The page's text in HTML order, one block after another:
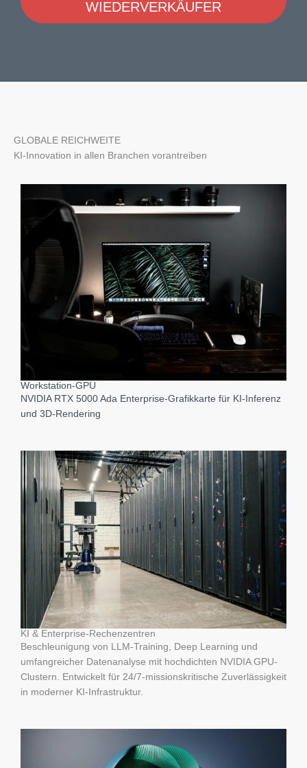
WIEDERVERKÄUFER
GLOBALE REICHWEITE
KI-Innovation in allen Branchen vorantreiben
Workstation-GPU
NVIDIA RTX 5000 Ada Enterprise-Grafikkarte für KI-Inferenz
und 3D-Rendering
KI & Enterprise-Rechenzentren
Beschleunigung von LLM-Training, Deep Learning und
umfangreicher Datenanalyse mit hochdichten NVIDIA GPU-
Clustern. Entwickelt für 24/7-missionskritische Zuverlässigkeit
in moderner KI-Infrastruktur.